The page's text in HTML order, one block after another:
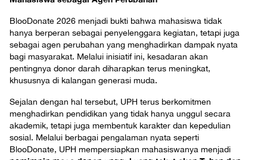
BlooDonate 2026 menjadi bukti bahwa mahasiswa tidak
hanya berperan sebagai penyelenggara kegiatan, tetapi juga
sebagai agen perubahan yang menghadirkan dampak nyata
bagi masyarakat. Melalui inisiatif ini, kesadaran akan
pentingnya donor darah diharapkan terus meningkat,
khususnya di kalangan generasi muda.
Sejalan dengan hal tersebut, UPH terus berkomitmen
menghadirkan pendidikan yang tidak hanya unggul secara
akademik, tetapi juga membentuk karakter dan kepedulian
sosial. Melalui berbagai pengalaman nyata seperti
BlooDonate, UPH mempersiapkan mahasiswanya menjadi